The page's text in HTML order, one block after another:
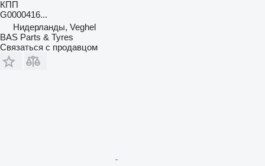
КПП
G0000416...
Нидерланды, Veghel
BAS Parts & Tyres
Связаться с продавцом